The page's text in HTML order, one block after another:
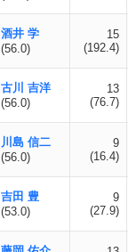
酒井 学
(56.0)
15
(192.4)
古川 吉洋
(56.0)
13
(76.7)
川島 信二
(56.0)
9
(16.4)
吉田 豊
(53.0)
9
(27.9)